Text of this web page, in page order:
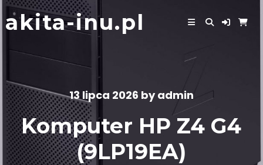
Skip
to
content
akita-inu.pl
13 lipca 2026 byadmin
Komputer HP Z4 G4
(9LP19EA)